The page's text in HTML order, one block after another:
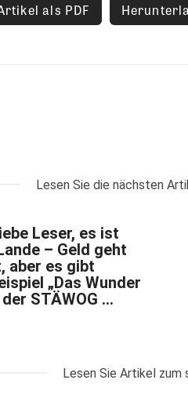
als PDF
Lesen Sie die nächsten
Leser, es ist
– Geld geht
aber es gibt
„Das Wunder
STÄWOG …
Lesen Sie Artikel zum